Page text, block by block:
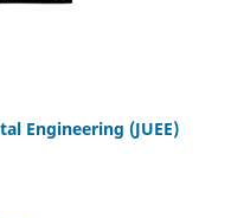
Engineering (JUEE)